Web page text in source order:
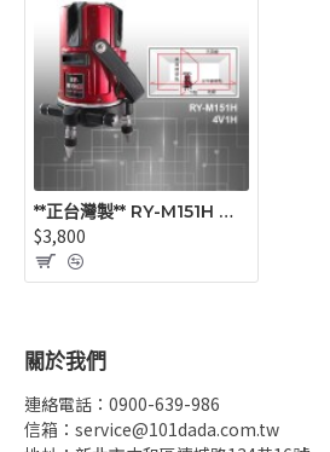
**正台灣製** RY-M151H 紅光5線(4V1H) 擺錘式雷射水平儀
$3,800
關於我們
連絡電話：0900-639-986
信箱：service@101dada.com.tw